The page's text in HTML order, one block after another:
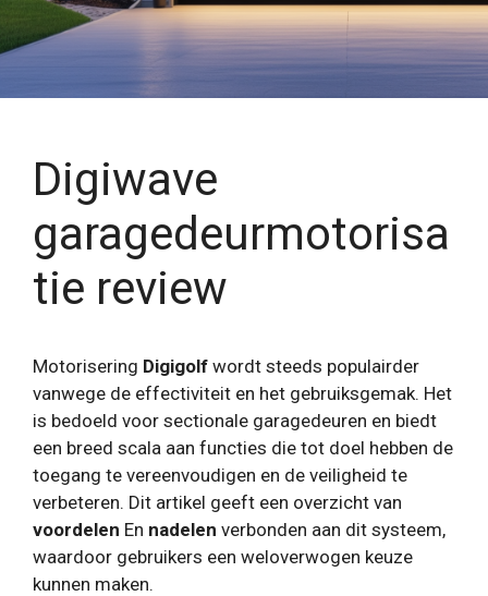
Digiwave
garagedeurmotorisa
tie review
Motorisering Digigolf wordt steeds populairder
vanwege de effectiviteit en het gebruiksgemak. Het
is bedoeld voor sectionale garagedeuren en biedt
een breed scala aan functies die tot doel hebben de
toegang te vereenvoudigen en de veiligheid te
verbeteren. Dit artikel geeft een overzicht van
voordelen En nadelen verbonden aan dit systeem,
waardoor gebruikers een weloverwogen keuze
kunnen maken.